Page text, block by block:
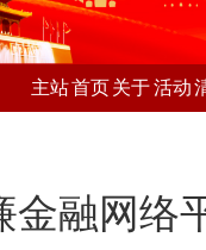
主站首页关于活动
金融网络